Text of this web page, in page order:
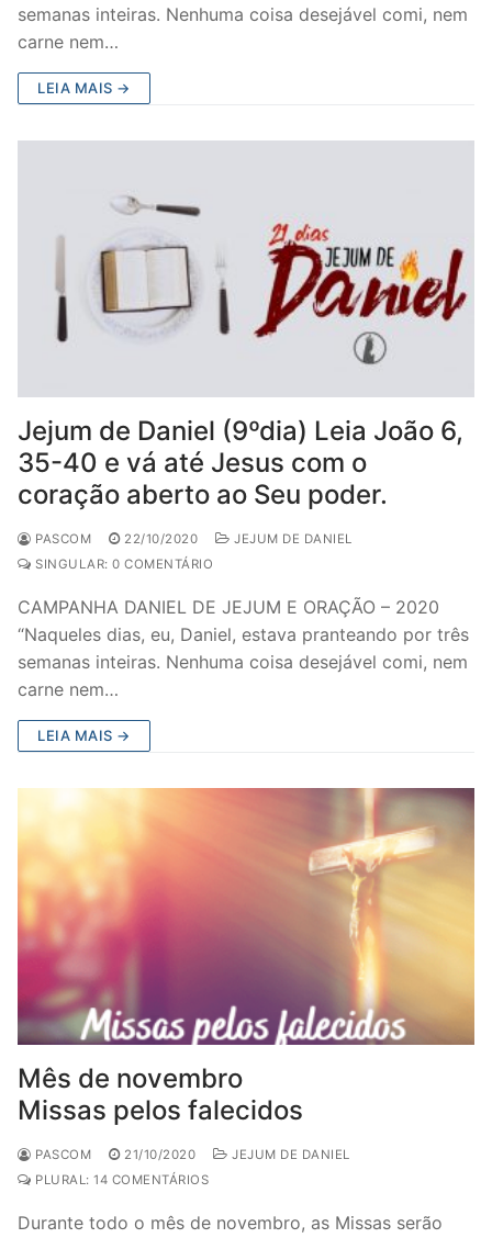
semanas inteiras. Nenhuma coisa desejável comi, nem
carne nem…
LEIA MAIS →
Jejum de Daniel (9ºdia) Leia João 6,
35-40 e vá até Jesus com o
coração aberto ao Seu poder.
PASCOM 22/10/2020
JEJUM DE DANIEL
SINGULAR: 0 COMENTÁRIO
CAMPANHA DANIEL DE JEJUM E ORAÇÃO – 2020
“Naqueles dias, eu, Daniel, estava pranteando por três
semanas inteiras. Nenhuma coisa desejável comi, nem
carne nem…
LEIA MAIS →
Mês de novembro
Missas pelos falecidos
PASCOM 21/10/2020
JEJUM DE DANIEL
PLURAL: 14 COMENTÁRIOS
Durante todo o mês de novembro, as Missas serão